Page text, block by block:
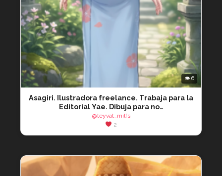
👁 6
Asagiri. Ilustradora freelance. Trabaja para la
Editorial Yae. Dibuja para no…
@teyvat_milfs
2